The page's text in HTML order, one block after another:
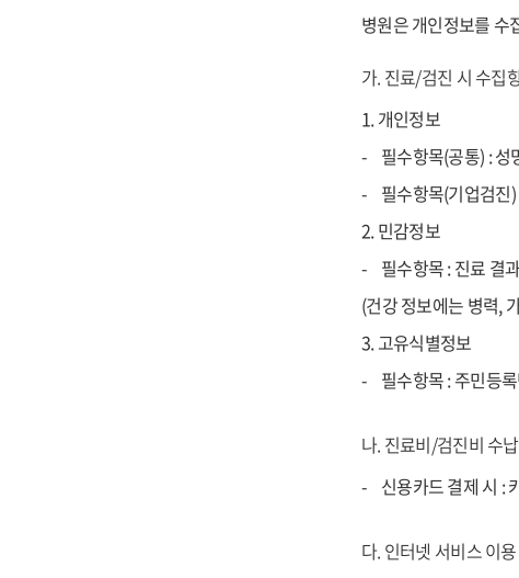
병원은 개인정보를 수
가. 진료/검진 시 수집
1. 개인정보
필수항목(공통) : 성
필수항목(기업검진
2. 민감정보
필수항목 : 진료 결
(건강 정보에는 병력,
3. 고유식별정보
필수항목 : 주민등
나. 진료비/검진비 수
신용카드 결제 시 :
다. 인터넷 서비스 이